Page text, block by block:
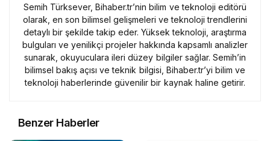
Semih Türksever, Bihaber.tr’nin bilim ve teknoloji editörü
olarak, en son bilimsel gelişmeleri ve teknoloji trendlerini
detaylı bir şekilde takip eder. Yüksek teknoloji, araştırma
bulguları ve yenilikçi projeler hakkında kapsamlı analizler
sunarak, okuyuculara ileri düzey bilgiler sağlar. Semih’in
bilimsel bakış açısı ve teknik bilgisi, Bihaber.tr’yi bilim ve
teknoloji haberlerinde güvenilir bir kaynak haline getirir.
Benzer Haberler